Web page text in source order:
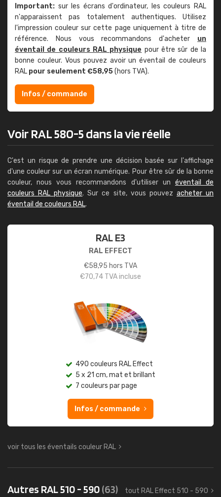
Important: sur les écrans d'ordinateur, les couleurs RAL
n'apparaissent pas totalement authentiques. Utilisez
l'impression couleur sur cette page uniquement à titre de
référence. Nous vous recommandons d'acheter un
éventail de couleurs RAL physique pour être sûr de la
bonne couleur. Vous pouvez avoir un éventail de couleurs
RAL pour seulement €58,95(hors TVA).
Infos / commande
Voir RAL 580-5 dans la vie réelle
C'est un risque de prendre une décision basée sur l'affichage
d'une couleur sur un écran numérique. Pour être sûr de la bonne
couleur, nous vous recommandons d'utiliser un éventail de
couleurs RAL physique. Sur ce site, vous pouvez acheter un
éventail de couleurs RAL.
RAL E3
RAL EFFECT
€58,95 hors TVA
€70,74 TVA incluse
490 couleurs RAL Effect
5 x 21 cm, mat et brillant
7 couleurs par page
Infos / commande
voir tous les éventails couleur RAL
Autres RAL 510 - 590(63) tout RAL Effect 510 - 590